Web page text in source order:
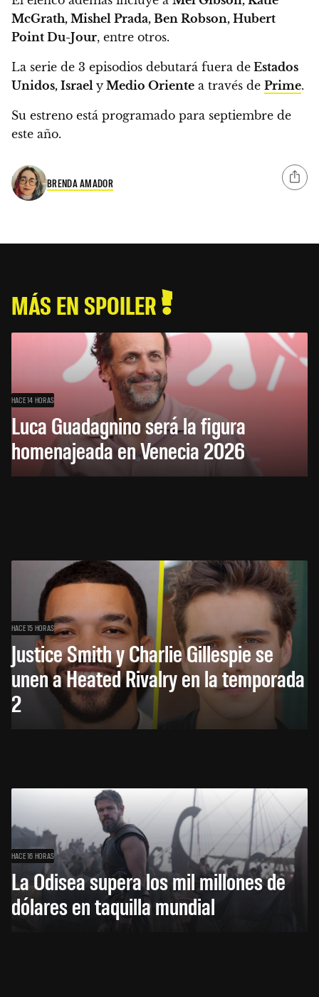
McGrath, Mishel Prada, Ben Robson, Hubert
Point Du-Jour, entre otros.
La serie de 3 episodios debutará fuera de Estados
Unidos, Israel y Medio Oriente a través de Prime.
Su estreno está programado para septiembre de
este año.
BRENDA AMADOR
MÁS EN SPOILER
HACE 14 HORAS
Luca Guadagnino será la figura
homenajeada en Venecia 2026
HACE 15 HORAS
Justice Smith y Charlie Gillespie se
unen a Heated Rivalry en la temporada
2
HACE 16 HORAS
La Odisea supera los mil millones de
dólares en taquilla mundial